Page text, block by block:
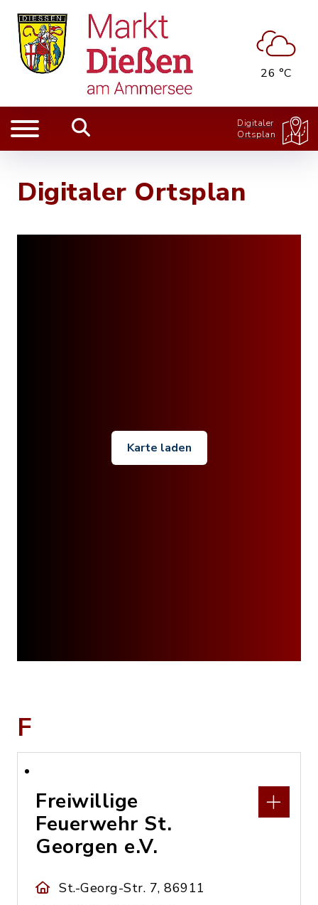
26 °C
Digitaler
Ortsplan
Digitaler Ortsplan
Karte laden
F
Freiwillige
Feuerwehr St.
Georgen e.V.
St.-Georg-Str. 7, 86911